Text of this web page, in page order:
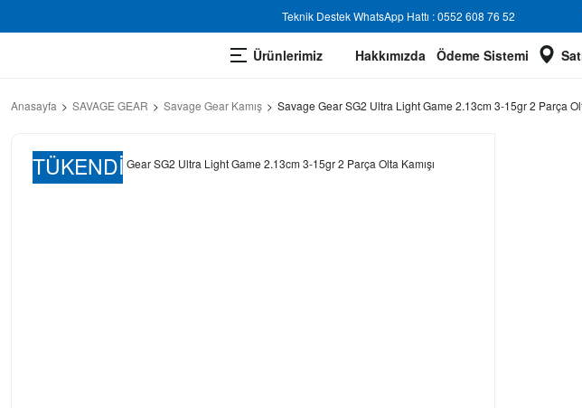
Teknik Destek WhatsApp Hattı : 0552 608 76 52
Ürünlerimiz Hakkımızda Ödeme Sistemi
Anasayfa SAVAGE GEAR Savage Gear Kamış Savage Gear SG2 Ultra Light Game 2.13cm 3-15gr 2 Parça
TÜKENDİ